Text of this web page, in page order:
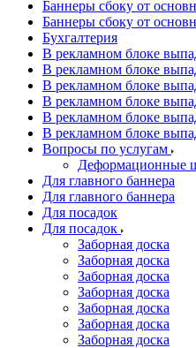
Баннеры сбоку от
Баннеры сбоку от
Бухгалтерия
В рекламном блоке
В рекламном блоке
В рекламном блоке
В рекламном блоке
В рекламном блоке
В рекламном блоке
Вопросы по услугам
Деформационные
Для главного баннера
Для главного баннера
Для посадок
Для посадок
Заборная доска
Заборная доска
Заборная доска
Заборная доска
Заборная доска
Заборная доска
Заборная доска